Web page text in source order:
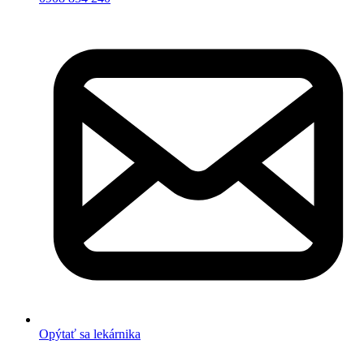
Opýtať sa lekárnika